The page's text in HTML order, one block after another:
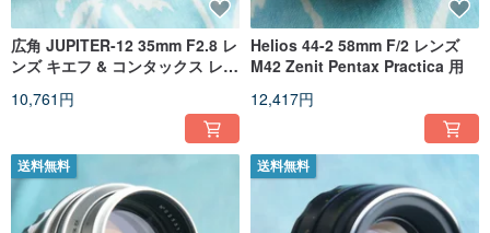
広角 JUPITER-12 35mm F2.8 レ
ンズ キエフ & コンタックス レン
10,761円
Helios 44-2 58mm F/2 レンズ
M42 Zenit Pentax Practica 用
12,417円
送料無料 送料無料